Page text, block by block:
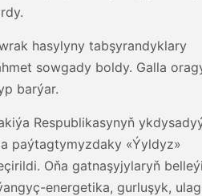
hasylyny tabşyrandyklary
sowgady boldy. Galla
barýar.
Respublikasynyň
paýtagtymyzdaky «Ýyldyz»
Oňa gatnaşyjylaryň
energetika, gurluşyk,